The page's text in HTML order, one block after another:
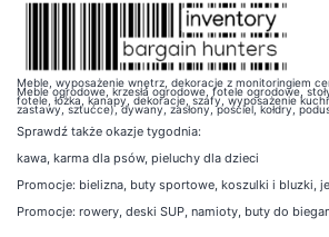
Meble, wyposażenie wnętrz, dekoracje z monitoringiem
Meble ogrodowe, krzesła ogrodowe, fotele ogrodowe,
fotele, łóżka, kanapy, dekoracje, szafy, wyposażenie
zastawy, sztućce), dywany, zasłony, pościel, kołdry,
Sprawdź także okazje tygodnia:
kawa, karma dla psów, pieluchy dla dzieci
Promocje: bielizna, buty sportowe, koszulki i bluzki,
Promocje: rowery, deski SUP, namioty, buty do